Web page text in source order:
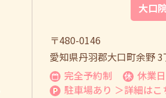
大口
〒480-0146
愛知県丹羽郡大口町余野
完全予約制
休業
駐車場あり ＞詳細はこ